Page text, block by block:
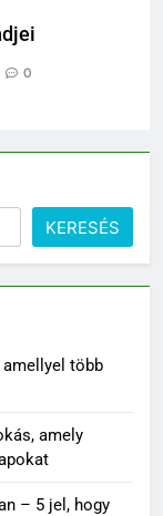
0
KERESÉS
több
amely
– 5 jel, hogy